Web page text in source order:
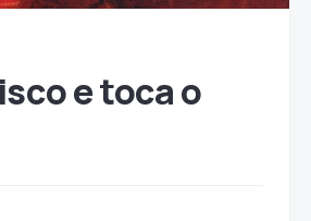
e toca o